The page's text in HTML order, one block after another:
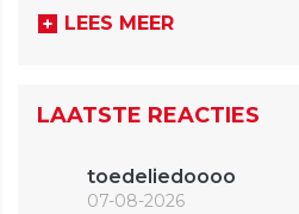
LEES MEER
LAATSTE REACTIES
toedeliedoooo
07-08-2026